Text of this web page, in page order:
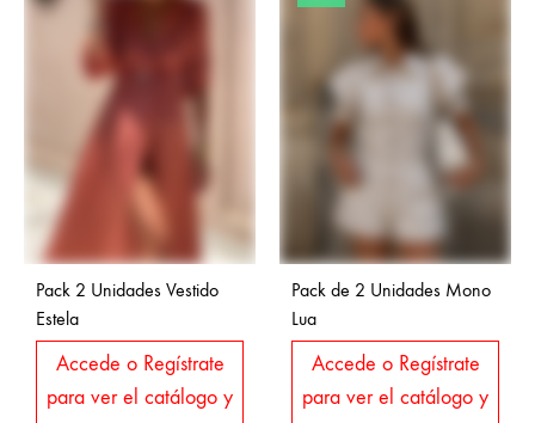
Pack 2 Unidades Vestido
Estela
Accede o Regístrate
para ver el catálogo y
Pack de 2 Unidades Mono
Lua
Accede o Regístrate
para ver el catálogo y